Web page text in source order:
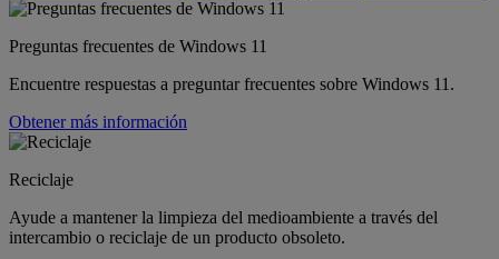
Preguntas frecuentes de Windows 11
Encuentre respuestas a preguntar frecuentes sobre Windows 11.
Obtener más información
Reciclaje
Ayude a mantener la limpieza del medioambiente a través del
intercambio o reciclaje de un producto obsoleto.